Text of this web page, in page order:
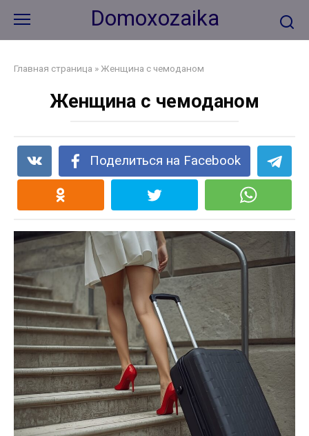
контенту
Domoxozaika
Главная страница » Женщина с чемоданом
Женщина с чемоданом
Поделиться на Facebook